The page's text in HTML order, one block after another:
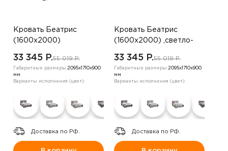
Кровать Беатрис
(1600х2000)
33 345 P.55 019 P.
Габаритные размеры:2095х1710х900
мм
Варианты исполнения (цвет):
Доставка по РФ.
Кровать Беатрис
(1600х2000) ,светло-
33 345 P.55 019 P.
Габаритные размеры:2095х1710х900
мм
Варианты исполнения (цвет):
Доставка по РФ.